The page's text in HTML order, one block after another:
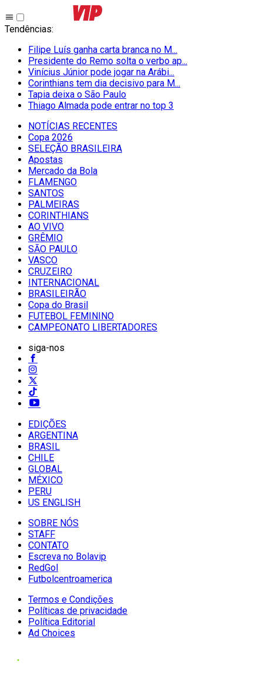
Tendências:
Filipe Luís ganha carta branca no M...
Presidente do Remo solta o verbo ap...
Vinícius Júnior pode jogar na Arábi...
Corinthians tem dia decisivo para M...
Tapia deixa o São Paulo
Thiago Almada pode entrar no top 3
NOTÍCIAS RECENTES
Copa 2026
SELEÇÃO BRASILEIRA
Apostas
Mercado da Bola
FLAMENGO
SANTOS
PALMEIRAS
CORINTHIANS
AO VIVO
GRÊMIO
SĀO PAULO
VASCO
CRUZEIRO
INTERNACIONAL
BRASILEIRÃO
Copa do Brasil
FUTEBOL FEMININO
CAMPEONATO LIBERTADORES
siga-nos
EDIÇÕES
ARGENTINA
BRASIL
CHILE
GLOBAL
MÉXICO
PERU
US ENGLISH
SOBRE NÓS
STAFF
CONTATO
Escreva no Bolavip
RedGol
Futbolcentroamerica
Termos e Condições
Políticas de privacidade
Política Editorial
Ad Choices